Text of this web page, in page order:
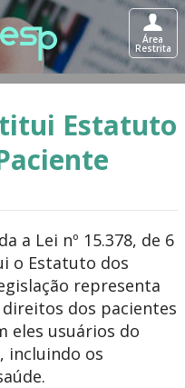
Área
Restrita
Estatuto
a Lei nº 15.378, de 6
o Estatuto dos
representa
dos pacientes
eles usuários do
incluindo os